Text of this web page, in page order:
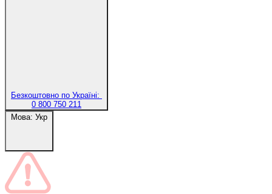
Безкоштовно по Україні:
0 800 750 211
Мова: Укр